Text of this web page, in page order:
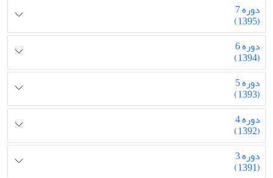
دوره 7
(1395)
دوره 6
(1394)
دوره 5
(1393)
دوره 4
(1392)
دوره 3
(1391)